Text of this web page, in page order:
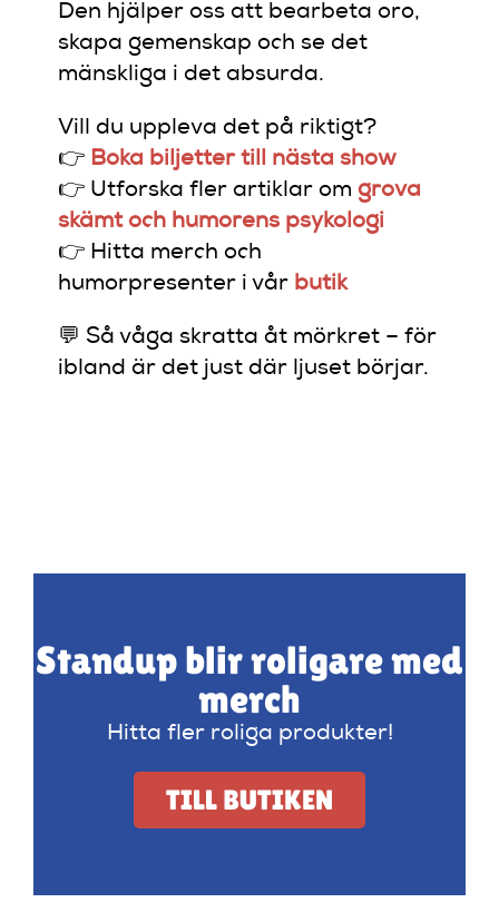
Den hjälper oss att bearbeta oro,
skapa gemenskap och se det
mänskliga i det absurda.
Vill du uppleva det på riktigt?
👉 Boka biljetter till nästa show
👉 Utforska fler artiklar om grova
skämt och humorens psykologi
👉 Hitta merch och
humorpresenter i vår butik
💬 Så våga skratta åt mörkret – för
ibland är det just där ljuset börjar.
Standup blir roligare med
merch
Hitta fler roliga produkter!
TILL BUTIKEN